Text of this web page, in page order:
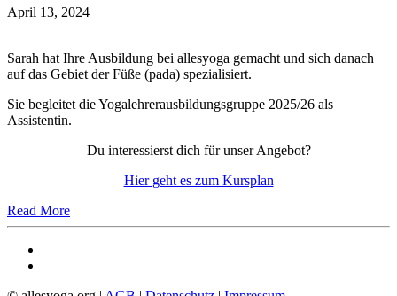
April 13, 2024
Sarah hat Ihre Ausbildung bei allesyoga gemacht und sich danach
auf das Gebiet der Füße (pada) spezialisiert.
Sie begleitet die Yogalehrerausbildungsgruppe 2025/26 als
Assistentin.
Du interessierst dich für unser Angebot?
Hier geht es zum Kursplan
Read More